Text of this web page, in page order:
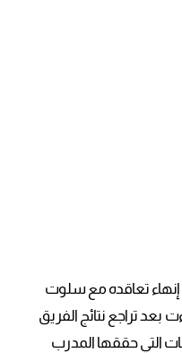
تعاقده مع سلوت
تراجع نتائج الفريق
التي حققها المدرب